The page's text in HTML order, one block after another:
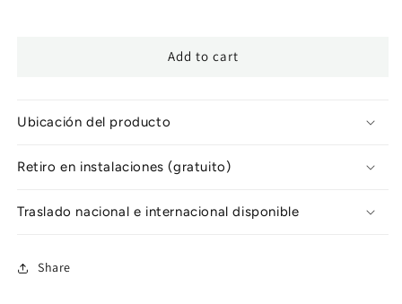
Add to cart
Ubicación del producto
Retiro en instalaciones (gratuito)
Traslado nacional e internacional disponible
Share